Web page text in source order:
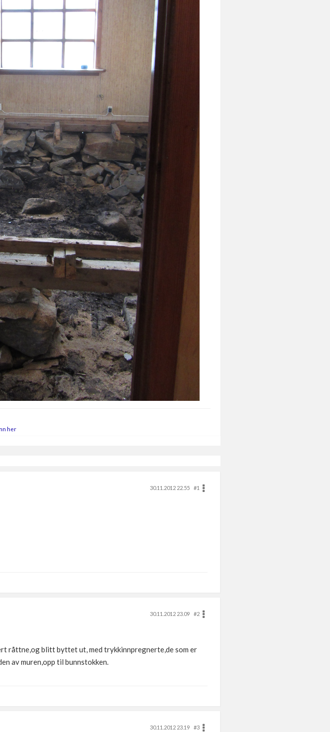
her
30.11.2012 22.55
#1
30.11.2012 23.09
#2
råttne,og blitt byttet ut, med trykkinnpregnerte,de som er
av muren,opp til bunnstokken.
30.11.2012 23.19 #3